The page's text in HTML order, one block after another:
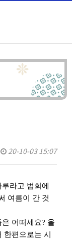
20-10-03 15:07
라고 법회에
여름이 간 것
어떠세요? 올
편으로는 시